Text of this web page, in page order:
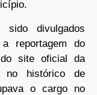
divulgados
reportagem do
site oficial da
no histórico de
o cargo no